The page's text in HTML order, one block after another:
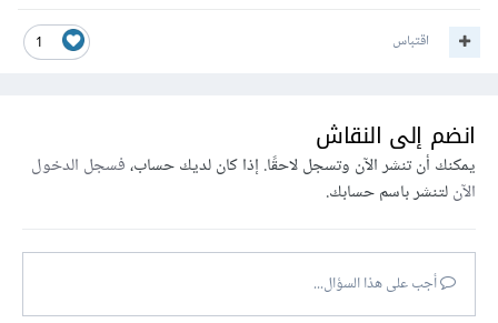
1 اقتباس
انضم إلى النقاش
يمكنك أن تنشر الآن وتسجل لاحقًا. إذا كان لديك حساب،فسجل الدخول
الآنلتنشر باسم حسابك.
أجب على هذا السؤال...